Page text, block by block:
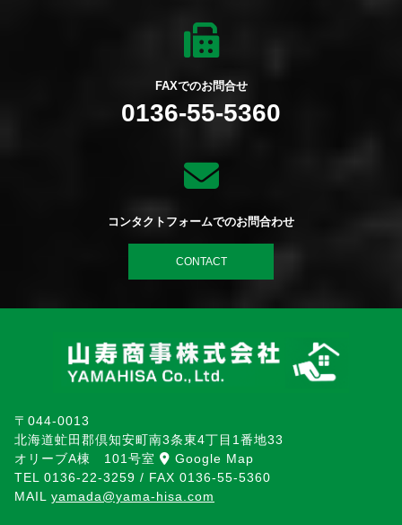
FAXでのお問合せ
0136-55-5360
コンタクトフォームでのお問合わせ
CONTACT
〒044-0013
北海道虻田郡倶知安町南3条東4丁目1番地33
オリーブA棟 101号室
Google Map
TEL 0136-22-3259 / FAX 0136-55-5360
MAIL yamada@yama-hisa.com